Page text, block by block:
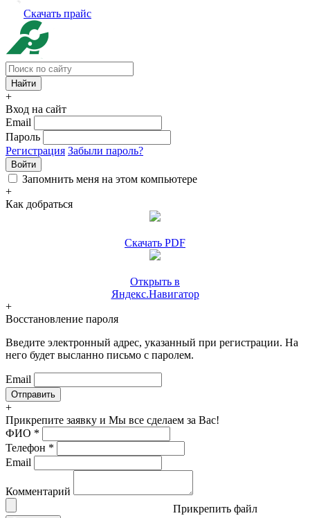
Скачать прайс
+
Вход на сайт
Email
Пароль
Регистрация Забыли пароль?
Войти
Запомнить меня на этом компьютере
+
Как добраться
Скачать PDF
Открыть в
Яндекс.Навигатор
+
Восстановление пароля
Введите электронный адрес, указанный при регистрации. На
него будет высланно письмо с паролем.
Email
+
Прикрепите заявку и Мы все сделаем за Вас!
ФИО *
Телефон *
Email
Комментарий
Прикрепить файл